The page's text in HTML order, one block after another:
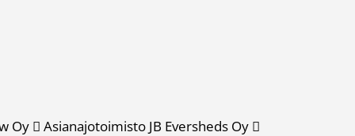
 Asianajotoimisto JB Eversheds Oy 